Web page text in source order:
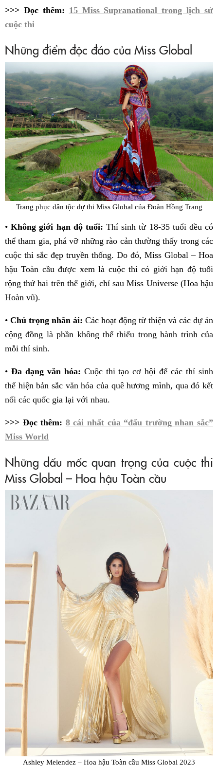
>>> Đọc thêm: 15 Miss Supranational trong lịch sử
cuộc thi
Những điểm độc đáo của Miss Global
Trang phục dân tộc dự thi Miss Global của Đoàn Hồng Trang
•Không giới hạn độ tuổi: Thí sinh từ 18-35 tuổi đều có
thể tham gia, phá vỡ những rào cản thường thấy trong các
cuộc thi sắc đẹp truyền thống. Do đó, Miss Global – Hoa
hậu Toàn cầu được xem là cuộc thi có giới hạn độ tuổi
rộng thứ hai trên thế giới, chỉ sau Miss Universe (Hoa hậu
Hoàn vũ).
• Chú trọng nhân ái: Các hoạt động từ thiện và các dự án
cộng đồng là phần không thể thiếu trong hành trình của
mỗi thí sinh.
• Đa dạng văn hóa: Cuộc thi tạo cơ hội để các thí sinh
thể hiện bản sắc văn hóa của quê hương mình, qua đó kết
nối các quốc gia lại với nhau.
>>> Đọc thêm: 8 cái nhất của “đấu trường nhan sắc”
Miss World
Những dấu mốc quan trọng của cuộc thi
Miss Global – Hoa hậu Toàn cầu
Ashley Melendez – Hoa hậu Toàn cầu Miss Global 2023